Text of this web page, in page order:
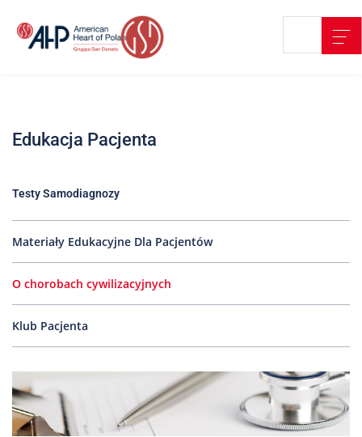
treści
Strefa
Pacjenta
Edukacja
Pacjenta
O
nas
Marki
Media
o
Kariera
Galeria
Edukacja Pacjenta
O chorobach cywilizacyjnych
Materiały Edukacyjne Dla Pacjentów
Testy Samodiagnozy
Klub Pacjenta